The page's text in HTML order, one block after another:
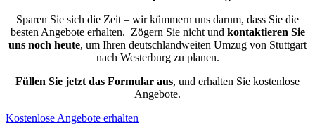
Sparen Sie sich die Zeit – wir kümmern uns darum, dass Sie die
besten Angebote erhalten. Zögern Sie nicht und kontaktieren Sie
uns noch heute, um Ihren deutschlandweiten Umzug von Stuttgart
nach Westerburg zu planen.
Füllen Sie jetzt das Formular aus, und erhalten Sie kostenlose
Angebote.
Kostenlose Angebote erhalten